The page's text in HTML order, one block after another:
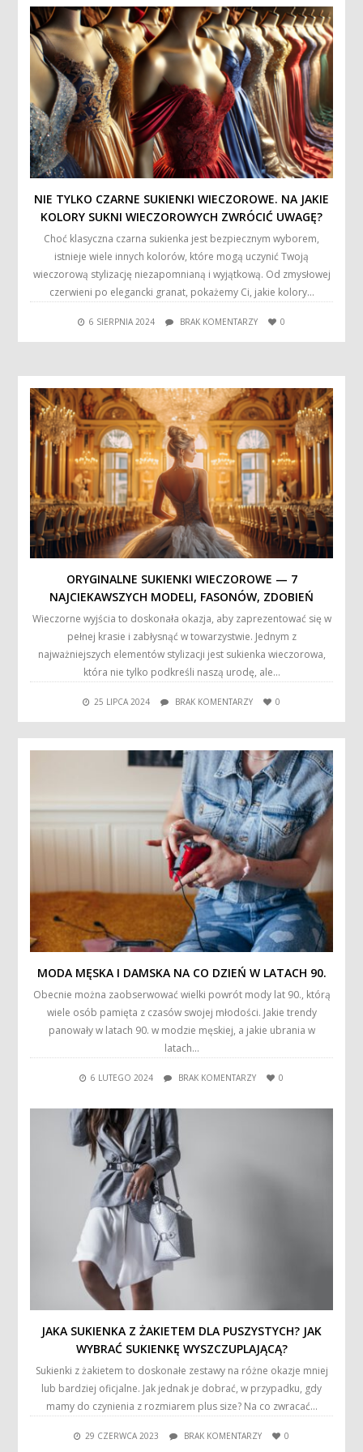
NIE TYLKO CZARNE SUKIENKI WIECZOROWE. NA JAKIE
KOLORY SUKNI WIECZOROWYCH ZWRÓCIĆ UWAGĘ?
Choć klasyczna czarna sukienka jest bezpiecznym wyborem,
istnieje wiele innych kolorów, które mogą uczynić Twoją
wieczorową stylizację niezapomnianą i wyjątkową. Od zmysłowej
czerwieni po elegancki granat, pokażemy Ci, jakie kolory…
6 SIERPNIA 2024 BRAK KOMENTARZY 0
ORYGINALNE SUKIENKI WIECZOROWE — 7
NAJCIEKAWSZYCH MODELI, FASONÓW, ZDOBIEŃ
Wieczorne wyjścia to doskonała okazja, aby zaprezentować się w
pełnej krasie i zabłysnąć w towarzystwie. Jednym z
najważniejszych elementów stylizacji jest sukienka wieczorowa,
która nie tylko podkreśli naszą urodę, ale…
25 LIPCA 2024 BRAK KOMENTARZY 0
MODA MĘSKA I DAMSKA NA CO DZIEŃ W LATACH 90.
Obecnie można zaobserwować wielki powrót mody lat 90., którą
wiele osób pamięta z czasów swojej młodości. Jakie trendy
panowały w latach 90. w modzie męskiej, a jakie ubrania w
latach…
6 LUTEGO 2024 BRAK KOMENTARZY 0
JAKA SUKIENKA Z ŻAKIETEM DLA PUSZYSTYCH? JAK
WYBRAĆ SUKIENKĘ WYSZCZUPLAJĄCĄ?
Sukienki z żakietem to doskonałe zestawy na różne okazje mniej
lub bardziej oficjalne. Jak jednak je dobrać, w przypadku, gdy
mamy do czynienia z rozmiarem plus size? Na co zwracać…
29 CZERWCA 2023 BRAK KOMENTARZY 0